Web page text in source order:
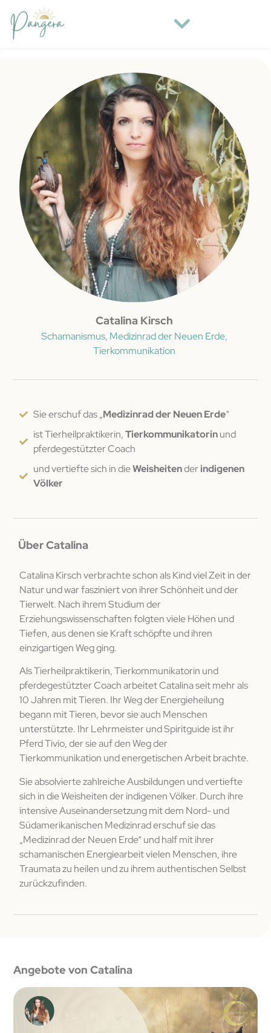
Catalina Kirsch
Schamanismus, Medizinrad der Neuen Erde,
Tierkommunikation
Sie erschuf das „Medizinrad der Neuen Erde“
ist Tierheilpraktikerin,Tierkommunikatorinund
pferdegestützter Coach
und vertiefte sich in dieWeisheitenderindigenen
Völker
Über Catalina
Catalina Kirsch verbrachte schon als Kind viel Zeit in der
Natur und war fasziniert von ihrer Schönheit und der
Tierwelt. Nach ihrem Studium der
Erziehungswissenschaften folgten viele Höhen und
Tiefen, aus denen sie Kraft schöpfte und ihren
einzigartigen Weg ging.
Als Tierheilpraktikerin, Tierkommunikatorin und
pferdegestützter Coach arbeitet Catalina seit mehr als
10 Jahren mit Tieren. Ihr Weg der Energieheilung
begann mit Tieren, bevor sie auch Menschen
unterstützte. Ihr Lehrmeister und Spiritguide ist ihr
Pferd Tivio, der sie auf den Weg der
Tierkommunikation und energetischen Arbeit brachte.
Sie absolvierte zahlreiche Ausbildungen und vertiefte
sich in die Weisheiten der indigenen Völker. Durch ihre
intensive Auseinandersetzung mit dem Nord- und
Südamerikanischen Medizinrad erschuf sie das
„Medizinrad der Neuen Erde“ und half mit ihrer
schamanischen Energiearbeit vielen Menschen, ihre
Traumata zu heilen und zu ihrem authentischen Selbst
zurückzufinden.
Angebote von Catalina